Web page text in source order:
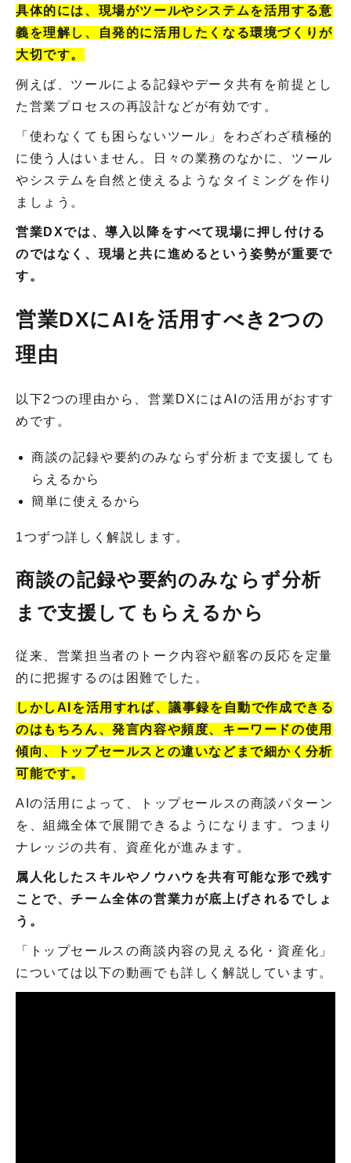
具体的には、現場がツールやシステムを活用する意
義を理解し、自発的に活用したくなる環境づくりが
大切です。
例えば、ツールによる記録やデータ共有を前提とし
た営業プロセスの再設計などが有効です。
「使わなくても困らないツール」をわざわざ積極的
に使う人はいません。日々の業務のなかに、ツール
やシステムを自然と使えるようなタイミングを作り
ましょう。
営業DXでは、導入以降をすべて現場に押し付ける
のではなく、現場と共に進めるという姿勢が重要で
す。
営業DXにAIを活用すべき2つの
理由
以下2つの理由から、営業DXにはAIの活用がおすす
めです。
商談の記録や要約のみならず分析まで支援しても
らえるから
簡単に使えるから
1つずつ詳しく解説します。
商談の記録や要約のみならず分析
まで支援してもらえるから
従来、営業担当者のトーク内容や顧客の反応を定量
的に把握するのは困難でした。
しかしAIを活用すれば、議事録を自動で作成できる
のはもちろん、発言内容や頻度、キーワードの使用
傾向、トップセールスとの違いなどまで細かく分析
可能です。
AIの活用によって、トップセールスの商談パターン
を、組織全体で展開できるようになります。つまり
ナレッジの共有、資産化が進みます。
属人化したスキルやノウハウを共有可能な形で残す
ことで、チーム全体の営業力が底上げされるでしょ
う。
「トップセールスの商談内容の見える化・資産化」
については以下の動画でも詳しく解説しています。